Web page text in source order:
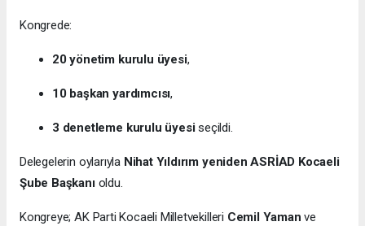
Kongrede:
20 yönetim kurulu üyesi,
10 başkan yardımcısı,
3 denetleme kurulu üyesiseçildi.
Delegelerin oylarıyla Nihat Yıldırım yeniden ASRİAD Kocaeli
Şube Başkanıoldu.
Kongreye; AK Parti Kocaeli Milletvekilleri Cemil Yaman ve